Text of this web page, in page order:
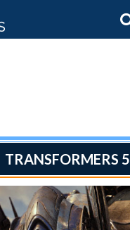
TRANSFORMERS 5